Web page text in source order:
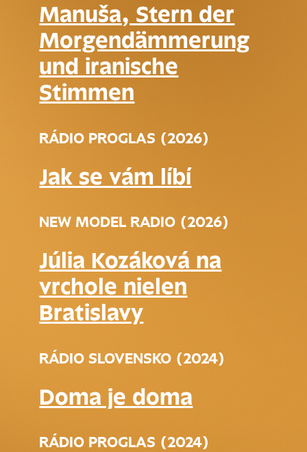
Manuša, Stern der
Morgendämmerung
und iranische
Stimmen
RÁDIO PROGLAS (2026)
Jak se vám líbí
NEW MODEL RADIO (2026)
Júlia Kozáková na
vrchole nielen
Bratislavy
RÁDIO SLOVENSKO (2024)
Doma je doma
RÁDIO PROGLAS (2024)